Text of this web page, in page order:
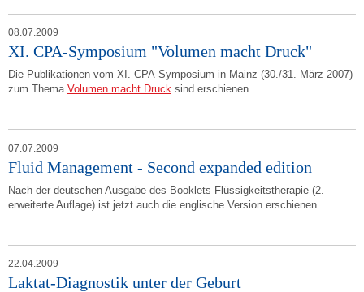
08.07.2009
XI. CPA-Symposium "Volumen macht Druck"
Die Publikationen vom XI. CPA-Symposium in Mainz (30./31. März 2007)
zum Thema Volumen macht Drucksind erschienen.
07.07.2009
Fluid Management - Second expanded edition
Nach der deutschen Ausgabe des Booklets Flüssigkeitstherapie (2.
erweiterte Auflage) ist jetzt auch die englische Version erschienen.
22.04.2009
Laktat-Diagnostik unter der Geburt